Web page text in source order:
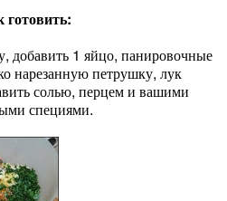
готовить:
добавить 1 яйцо, панировочные
нарезанную петрушку, лук
солью, перцем и вашими
специями.